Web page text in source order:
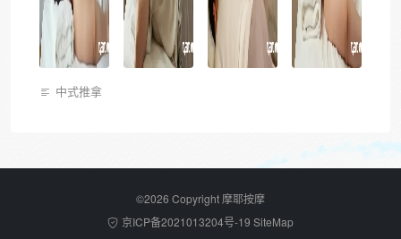
中式推拿
©2026 Copyright 摩耶按摩
京ICP备2021013204号-19 SiteMap